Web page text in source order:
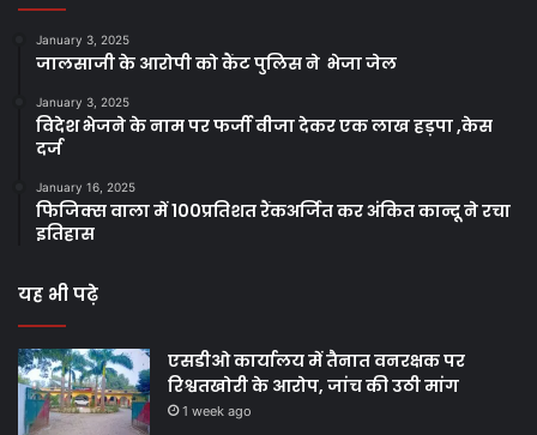
January 3, 2025
जालसाजी के आरोपी को कैंट पुलिस ने भेजा जेल
January 3, 2025
विदेश भेजने के नाम पर फर्जी वीजा देकर एक लाख हड़पा ,केस
दर्ज
January 16, 2025
फिजिक्स वाला में 100प्रतिशत रैंकअर्जित कर अंकित कान्दू ने रचा
इतिहास
यह भी पढ़े
एसडीओ कार्यालय में तैनात वनरक्षक पर
रिश्वतखोरी के आरोप, जांच की उठी मांग
1 week ago